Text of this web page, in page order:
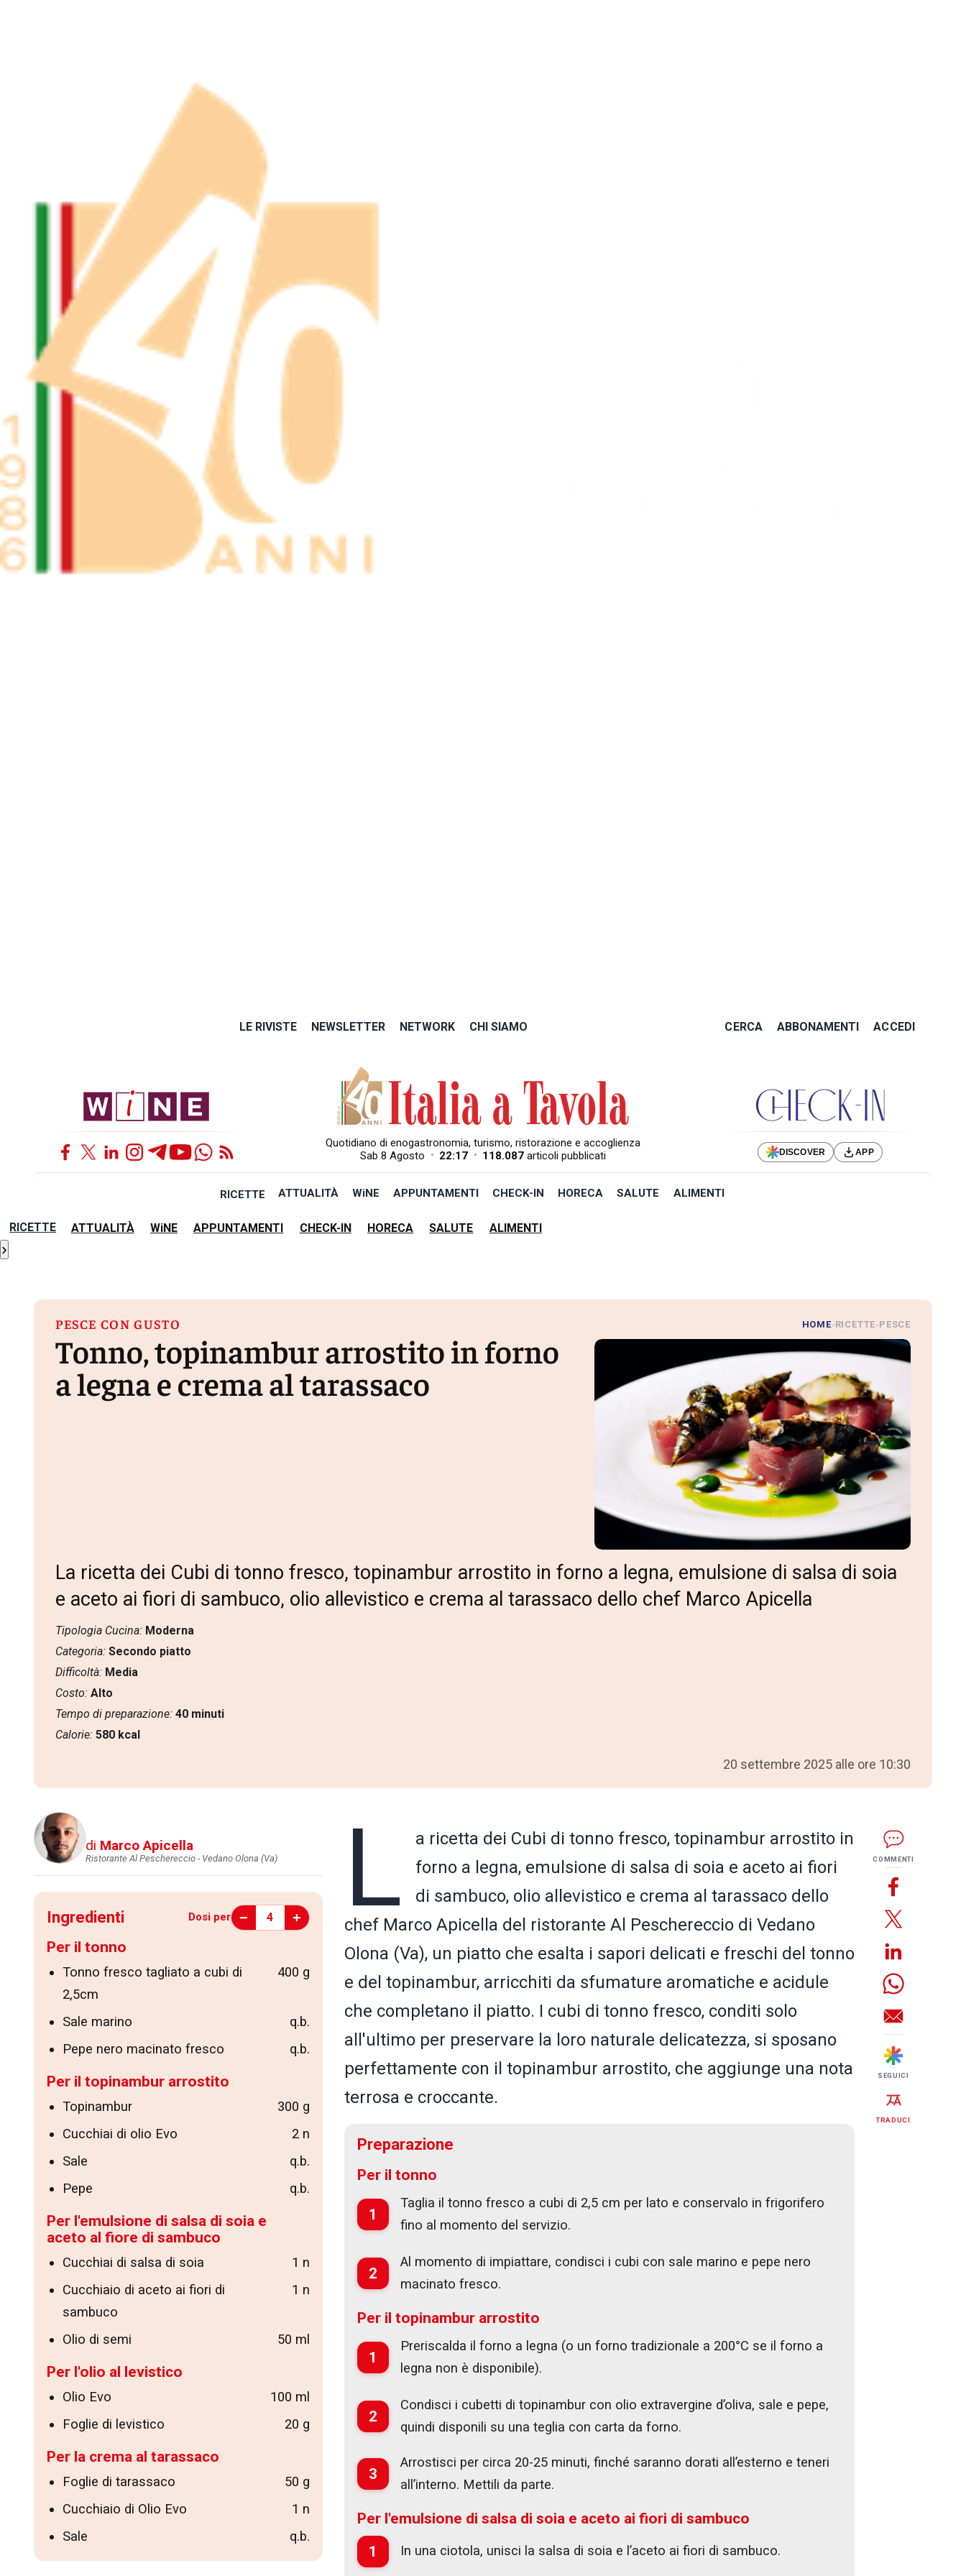
LE RIVISTE NEWSLETTER NETWORK CHI SIAMO CERCA ABBONAMENTI ACCEDI
Quotidiano di enogastronomia, turismo, ristorazione e accoglienza
Sab 8 Agosto • 22:17 • 118.087 articoli pubblicati DISCOVER APP
RICETTE ATTUALITÀ WiNE APPUNTAMENTI CHECK-IN HORECA SALUTE ALIMENTI
RICETTE ATTUALITÀ WiNE APPUNTAMENTI CHECK-IN HORECA SALUTE ALIMENTI
›
HOME»RICETTE»PESCE
PESCE CON GUSTO
Tonno, topinambur arrostito in forno
a legna e crema al tarassaco
La ricetta dei Cubi di tonno fresco, topinambur arrostito in forno a legna, emulsione di salsa di soia
e aceto ai fiori di sambuco, olio allevistico e crema al tarassaco dello chef Marco Apicella
Tipologia Cucina: Moderna
Categoria: Secondo piatto
Difficoltà: Media
Costo: Alto
Tempo di preparazione: 40 minuti
Calorie: 580 kcal
20 settembre 2025 alle ore 10:30
di Marco Apicella
Ristorante Al Peschereccio - Vedano Olona (Va)
Ingredienti Dosi per − 4 +
Per il tonno
Tonno fresco tagliato a cubi di
2,5cm
400 g
Sale marino
q.b.
Pepe nero macinato fresco
q.b.
Per il topinambur arrostito
Topinambur
300 g
Cucchiai di olio Evo
2 n
Sale
q.b.
Pepe
q.b.
Per l'emulsione di salsa di soia e
aceto al fiore di sambuco
Cucchiai di salsa di soia
1 n
Cucchiaio di aceto ai fiori di
sambuco
1 n
Olio di semi 50 ml
Per l'olio al levistico
Olio Evo
100 ml
Foglie di levistico
20 g
Per la crema al tarassaco
Foglie di tarassaco
50 g
Cucchiaio di Olio Evo
1 n
Sale
q.b.
L
a ricetta dei Cubi di tonno fresco, topinambur arrostito in
forno a legna, emulsione di salsa di soia e aceto ai fiori
di sambuco, olio allevistico e crema al tarassaco dello
chef Marco Apicella del ristorante Al Peschereccio di Vedano
Olona (Va), un piatto che esalta i sapori delicati e freschi del tonno
e del topinambur, arricchiti da sfumature aromatiche e acidule
che completano il piatto. I cubi di tonno fresco, conditi solo
all'ultimo per preservare la loro naturale delicatezza, si sposano
perfettamente con il topinambur arrostito, che aggiunge una nota
terrosa e croccante.
Preparazione
Per il tonno
1
Taglia il tonno fresco a cubi di 2,5 cm per lato e conservalo in frigorifero
fino al momento del servizio.
2
Al momento di impiattare, condisci i cubi con sale marino e pepe nero
macinato fresco.
Per il topinambur arrostito
1
Preriscalda il forno a legna (o un forno tradizionale a 200°C se il forno a
legna non è disponibile).
2
Condisci i cubetti di topinambur con olio extravergine d’oliva, sale e pepe,
quindi disponili su una teglia con carta da forno.
3
Arrostisci per circa 20-25 minuti, finché saranno dorati all’esterno e teneri
all’interno. Mettili da parte.
Per l'emulsione di salsa di soia e aceto ai fiori di sambuco
1
In una ciotola, unisci la salsa di soia e l’aceto ai fiori di sambuco.
COMMENTI
SEGUICI
TRADUCI